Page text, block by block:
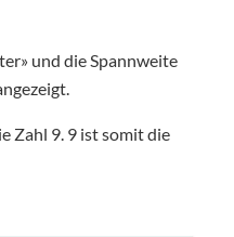
und die Spannweite
Zahl 9. 9 ist somit die